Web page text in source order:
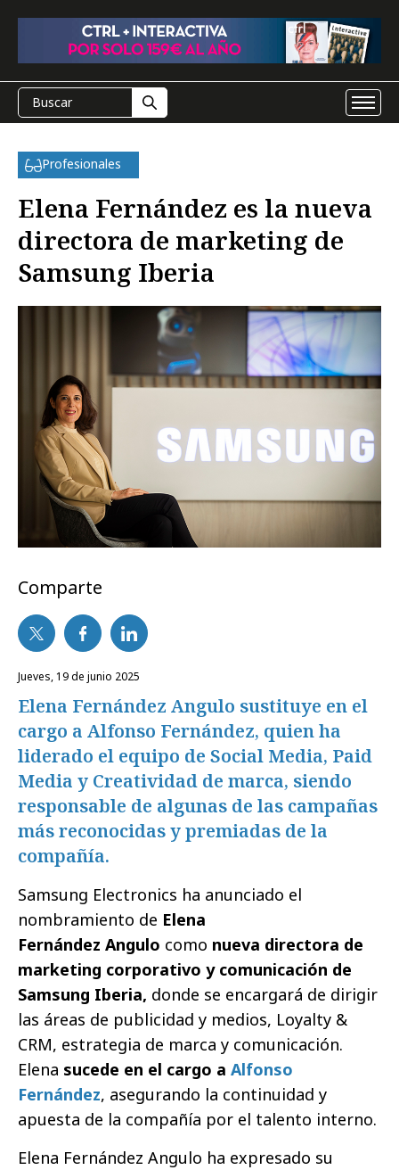
Profesionales
Elena Fernández es la nueva
directora de marketing de
Samsung Iberia
Comparte
jueves, 19 de junio 2025
Elena Fernández Angulo sustituye en el
cargo a Alfonso Fernández, quien ha
liderado el equipo de Social Media, Paid
Media y Creatividad de marca, siendo
responsable de algunas de las campañas
más reconocidas y premiadas de la
compañía.
Samsung Electronics ha anunciado el
nombramiento de Elena
Fernández Angulo como nueva directora de
marketing corporativo y comunicación de
Samsung Iberia, donde se encargará de dirigir
las áreas de publicidad y medios, Loyalty &
CRM, estrategia de marca y comunicación.
Elena sucede en el cargo a Alfonso
Fernández, asegurando la continuidad y
apuesta de la compañía por el talento interno.
Elena Fernández Angulo ha expresado su